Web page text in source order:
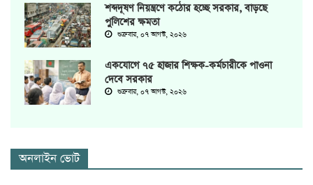
শব্দদূষণ নিয়ন্ত্রণে কঠোর হচ্ছে সরকার, বাড়ছে
পুলিশের ক্ষমতা
শুক্রবার, ০৭ আগস্ট, ২০২৬
একযোগে ৭৫ হাজার শিক্ষক-কর্মচারীকে পাওনা
দেবে সরকার
শুক্রবার, ০৭ আগস্ট, ২০২৬
অনলাইন ভোট